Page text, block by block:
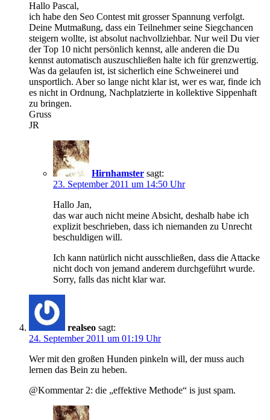
Hallo Pascal,
ich habe den Seo Contest mit grosser Spannung verfolgt.
Deine Mutmaßung, dass ein Teilnehmer seine Siegchancen
steigern wollte, ist absolut nachvollziehbar. Nur weil Du vier
der Top 10 nicht persönlich kennst, alle anderen die Du
kennst automatisch auszuschließen halte ich für grenzwertig.
Was da gelaufen ist, ist sicherlich eine Schweinerei und
unsportlich. Aber so lange nicht klar ist, wer es war, finde ich
es nicht in Ordnung, Nachplatzierte in kollektive Sippenhaft
zu bringen.
Gruss
JR
Hirnhamster sagt:
23. September 2011 um 14:50 Uhr
Hallo Jan,
das war auch nicht meine Absicht, deshalb habe ich
explizit beschrieben, dass ich niemanden zu Unrecht
beschuldigen will.
Ich kann natürlich nicht ausschließen, dass die Attacke
nicht doch von jemand anderem durchgeführt wurde.
Sorry, falls das nicht klar war.
realseo sagt:
24. September 2011 um 01:19 Uhr
Wer mit den großen Hunden pinkeln will, der muss auch
lernen das Bein zu heben.
@Kommentar 2: die „effektive Methode“ is just spam.